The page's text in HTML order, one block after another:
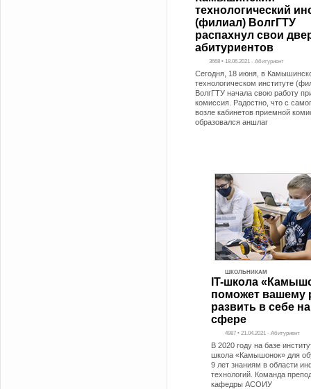
технологический
(филиал) ВолгГТУ
распахнул свои
абитуриентов
3668 • 18.06.2021 - Абитуриент
Сегодня, 18 июня, в
технологическом институте
ВолгГТУ начала свою работу
комиссия. Радостно, что с
возле кабинетов приемной
образовался аншлаг
ШКОЛЬНИКАМ
IT-школа
поможет вашему
развить в себе
сфере
4987 • 21.04.2021 - Абитуриент
В 2020 году на базе
школа «Камышонок» для
9 лет знаниям в области
технологий. Команда
кафедры АСОИУ